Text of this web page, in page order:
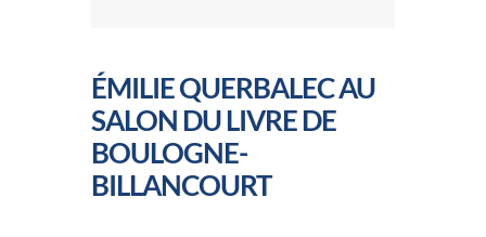
ÉMILIE QUERBALEC AU
SALON DU LIVRE DE
BOULOGNE-
BILLANCOURT